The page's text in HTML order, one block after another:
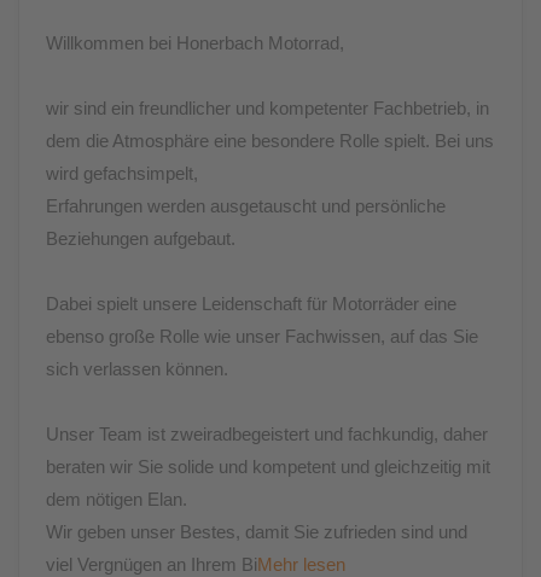
Willkommen bei Honerbach Motorrad,
wir sind ein freundlicher und kompetenter Fachbetrieb, in
dem die Atmosphäre eine besondere Rolle spielt. Bei uns
wird gefachsimpelt,
Erfahrungen werden ausgetauscht und persönliche
Beziehungen aufgebaut.
Dabei spielt unsere Leidenschaft für Motorräder eine
ebenso große Rolle wie unser Fachwissen, auf das Sie
sich verlassen können.
Unser Team ist zweiradbegeistert und fachkundig, daher
beraten wir Sie solide und kompetent und gleichzeitig mit
dem nötigen Elan.
Wir geben unser Bestes, damit Sie zufrieden sind und
viel Vergnügen an Ihrem BiMehr lesen